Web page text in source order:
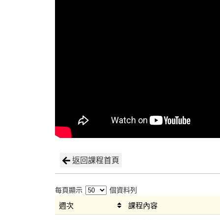
返回課程首頁
每頁顯示 個資料列
週次 課程內容